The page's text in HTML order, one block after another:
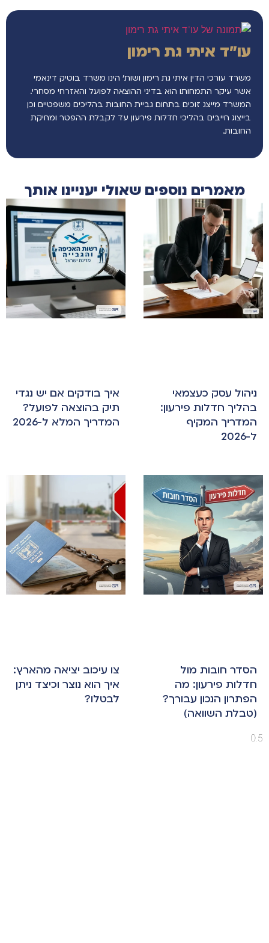
עו"ד איתי גת רימון
משרד עורכי הדין איתי גת רימון ושות’ הינו משרד בוטיק דינאמי
אשר עיקר התמחותו הוא בדיני ההוצאה לפועל והאזרחי מסחרי.
המשרד מייצג זוכים בתחום גביית החובות בהליכים משפטיים וכן
בייצוג חייבים בהליכי חדלות פירעון עד לקבלת ההפטר ומחיקת
החובות.
מאמרים נוספים שאולי יעניינו אותך
ניהול עסק כעצמאי
בהליך חדלות פירעון:
המדריך המקיף
ל-2026
איך בודקים אם יש נגדי
תיק בהוצאה לפועל?
המדריך המלא ל-2026
הסדר חובות מול
חדלות פירעון: מה
הפתרון הנכון עבורך?
(טבלת השוואה)
צו עיכוב יציאה מהארץ:
איך הוא נוצר וכיצד ניתן
לבטלו?